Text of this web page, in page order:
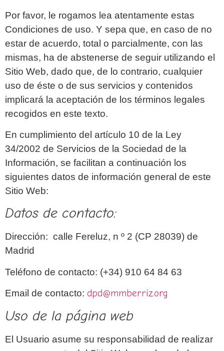
Por favor, le rogamos lea atentamente estas
Condiciones de uso. Y sepa que, en caso de no
estar de acuerdo, total o parcialmente, con las
mismas, ha de abstenerse de seguir utilizando el
Sitio Web, dado que, de lo contrario, cualquier
uso de éste o de sus servicios y contenidos
implicará la aceptación de los términos legales
recogidos en este texto.
En cumplimiento del artículo 10 de la Ley
34/2002 de Servicios de la Sociedad de la
Información, se facilitan a continuación los
siguientes datos de información general de este
Sitio Web:
Datos de contacto:
Dirección: calle Fereluz, n º 2 (CP 28039) de
Madrid
Teléfono de contacto: (+34) 910 64 84 63
Email de contacto: dpd@mmberriz.org
Uso de la página web
El Usuario asume su responsabilidad de realizar